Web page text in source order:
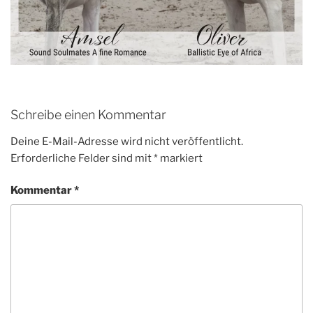
Schreibe einen Kommentar
Deine E-Mail-Adresse wird nicht veröffentlicht.
Erforderliche Felder sind mit* markiert
Kommentar*